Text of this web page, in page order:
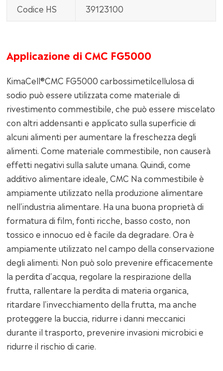
Codice HS 39123100
Applicazione di CMC FG5000
KimaCell®CMC FG5000 carbossimetilcellulosa di
sodio può essere utilizzata come materiale di
rivestimento commestibile, che può essere miscelato
con altri addensanti e applicato sulla superficie di
alcuni alimenti per aumentare la freschezza degli
alimenti. Come materiale commestibile, non causerà
effetti negativi sulla salute umana. Quindi, come
additivo alimentare ideale, CMC Na commestibile è
ampiamente utilizzato nella produzione alimentare
nell'industria alimentare. Ha una buona proprietà di
formatura di film, fonti ricche, basso costo, non
tossico e innocuo ed è facile da degradare. Ora è
ampiamente utilizzato nel campo della conservazione
degli alimenti. Non può solo prevenire efficacemente
la perdita d'acqua, regolare la respirazione della
frutta, rallentare la perdita di materia organica,
ritardare l'invecchiamento della frutta, ma anche
proteggere la buccia, ridurre i danni meccanici
durante il trasporto, prevenire invasioni microbici e
ridurre il rischio di carie.